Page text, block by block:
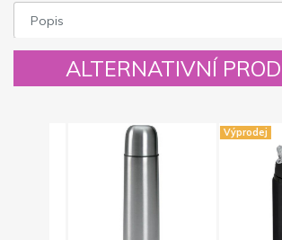
Popis
ALTERNATIVNÍ
Výprodej